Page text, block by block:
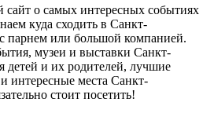
о самых интересных событиях
куда сходить в Санкт-
парнем или большой компанией.
музеи и выставки Санкт-
детей и их родителей, лучшие
интересные места Санкт-
стоит посетить!